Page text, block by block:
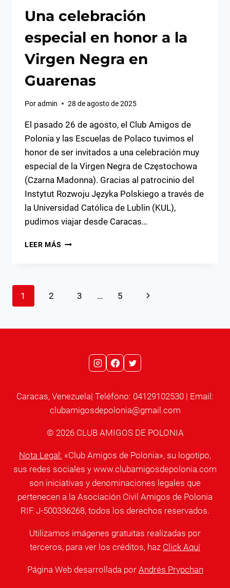
Una celebración
especial en honor a la
Virgen Negra en
Guarenas
Poradmin 28 de agosto de 2025
El pasado 26 de agosto, el Club Amigos de
Polonia y las Escuelas de Polaco tuvimos el
honor de ser invitados a una celebración muy
especial de la Virgen Negra de Częstochowa
(Czarna Madonna). Gracias al patrocinio del
Instytut Rozwoju Języka Polskiego a través de
la Universidad Católica de Lublin (KUL),
pudimos viajar desde Caracas…
LEER MÁS UNA
NEGRA
Navegación
1 2 3 … 5
Siguiente
Caracas, Venezuela| Teléfono: 04129102530 | Email:
clubamigosdepolonia@gmail.com
© 2026 CLUB AMIGOS DE POLONIA
Nota Legal: «Club Amigos de Polonia», su logotipo,
sus redes sociales y www.clubamigosdepolonia.com
son iniciativas y denominaciones legales que
pertenecen a la Asociación Civil Amigos de Polonia
RIF J-500336268, todos los derechos reservados.
Utilizamos imágenes gratuitas realizadas por
terceros, para ver los créditos, haz Click Aquí
Página Web desarrollada por Andrés Prypchan